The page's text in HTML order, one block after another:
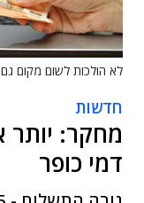
לא הולכות לשום מקום גם בשנת
חדשות
מחקר: יותר
דמי כופר